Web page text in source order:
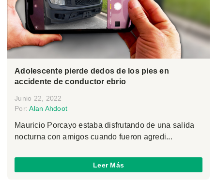
Adolescente pierde dedos de los pies en
accidente de conductor ebrio
Junio 22, 2022
Por:Alan Ahdoot
Mauricio Porcayo estaba disfrutando de una salida
nocturna con amigos cuando fueron agredi...
Leer Más